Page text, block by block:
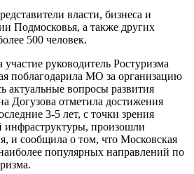
власти, бизнеса и
Подмосковья, а также других
500 человек.
руководитель Ростуризма
поблагодарила МО за организацию
актуальные вопросы развития
Догузова отметила достижения
3-5 лет, с точки зрения
инфраструктуры, произошли
и сообщила о том, что Московская
популярных направлений по